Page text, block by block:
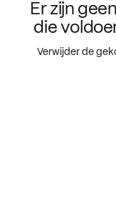
Er zijn
die
Verwijder de